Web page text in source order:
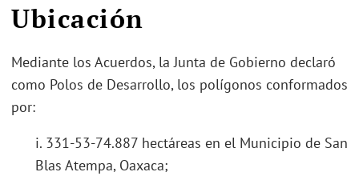
Ubicación
Mediante los Acuerdos, la Junta de Gobierno declaró
como Polos de Desarrollo, los polígonos conformados
por:
i. 331-53-74.887 hectáreas en el Municipio de San
Blas Atempa, Oaxaca;